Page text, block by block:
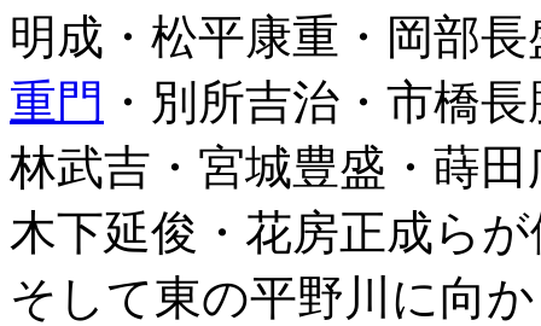
明成・松平康重・岡部
重門 ・別所吉治・市橋
林武吉・宮城豊盛・蒔
木下延俊・花房正成ら
そして東の平野川に向